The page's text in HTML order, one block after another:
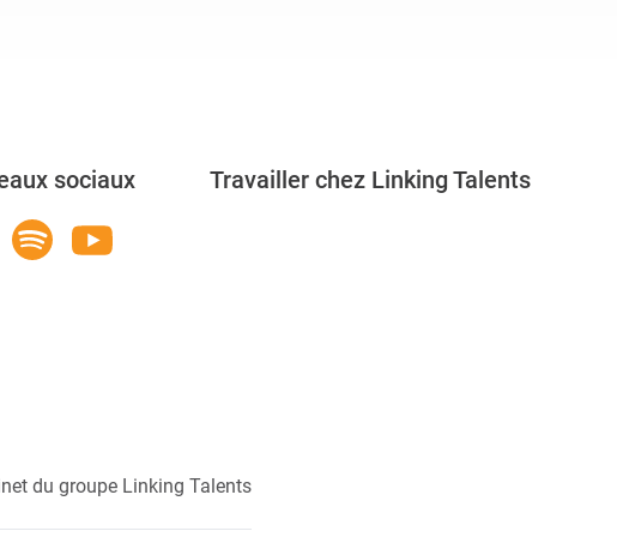
sociaux Travailler chez Linking Talents
du groupe Linking Talents